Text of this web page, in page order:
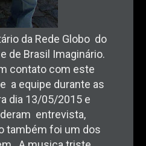
da Rede Globo do
de Brasil Imaginário.
contato com este
a equipe durante as
dia 13/05/2015 e
entrevista,
também foi um dos